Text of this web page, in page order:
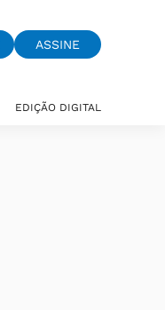
ASSINE
EDIÇÃO DIGITAL